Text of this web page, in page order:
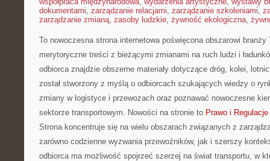
dokumentami, zarządzanie relacjami, zarządzanie szkoleniami,
zarządzanie zmianą, zasoby ludzkie, żywność ekologiczna,
To nowoczesna strona internetowa poświęcona obszarowi
merytoryczne treści z bieżącymi zmianami na ruch ludzi i
odbiorca znajdzie obszerne materiały dotyczące dróg, kolei,
został stworzony z myślą o odbiorcach szukających wiedzy o
zmiany w logistyce i przewozach oraz poznawać nowoczesne
sektorze transportowym. Nowości na stronie to Prawo i Regulacje
Strona koncentruje się na wielu obszarach związanych z
zarówno codzienne wyzwania przewoźników, jak i szerszy
odbiorca ma możliwość spojrzeć szerzej na świat transportu, w